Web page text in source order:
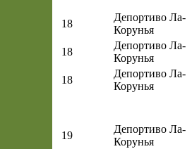
18
Депортиво Ла-
Корунья
18
Депортиво Ла-
Корунья
18
Депортиво Ла-
Корунья
19
Депортиво Ла-
Корунья